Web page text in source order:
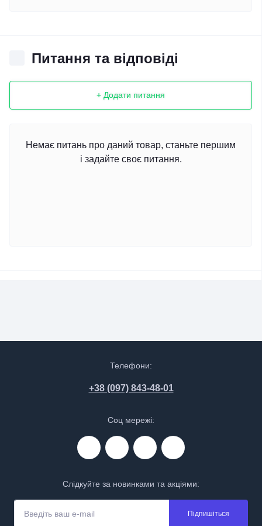
Питання та відповіді
+ Додати питання
Немає питань про даний товар, станьте першим
і задайте своє питання.
Телефони:
+38 (097) 843-48-01
Соц мережі:
Слідкуйте за новинками та акціями:
Підпишіться